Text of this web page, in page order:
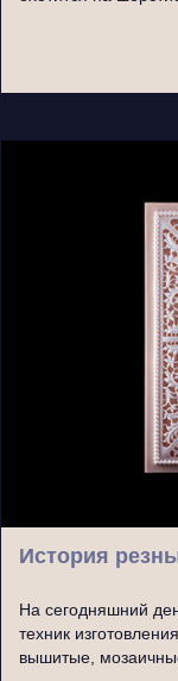
История
На сегодняшний
техник
вышитые,